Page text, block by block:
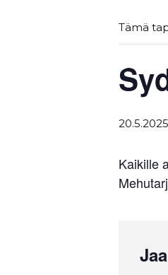
Tämä
Kaikille